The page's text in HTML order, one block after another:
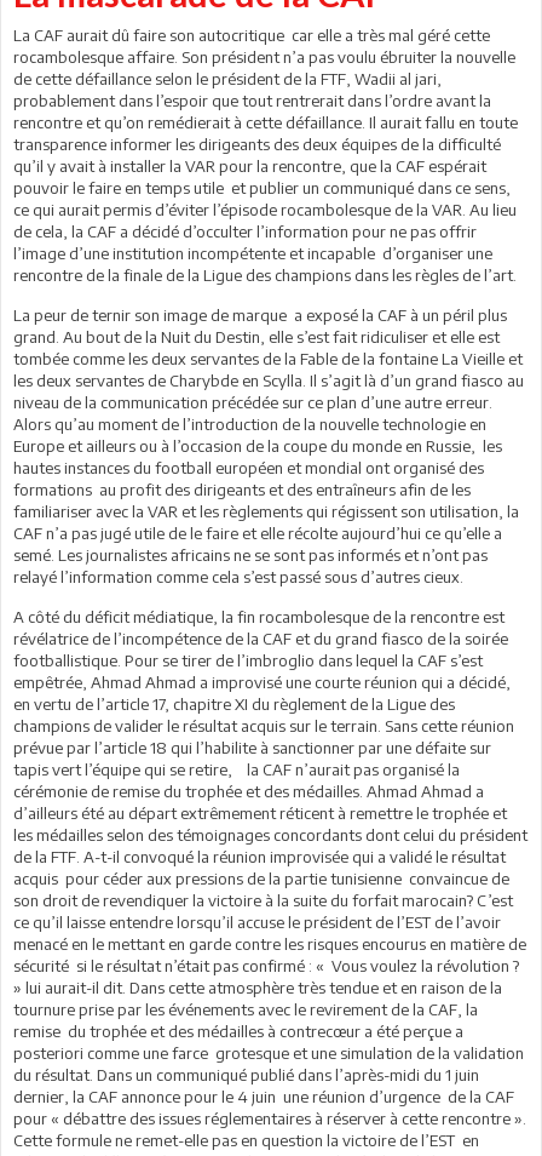
La CAF aurait dû faire son autocritique car elle a très mal géré cette
rocambolesque affaire. Son président n’a pas voulu ébruiter la nouvelle
de cette défaillance selon le président de la FTF, Wadii al jari,
probablement dans l’espoir que tout rentrerait dans l’ordre avant la
rencontre et qu’on remédierait à cette défaillance. Il aurait fallu en toute
transparence informer les dirigeants des deux équipes de la difficulté
qu’il y avait à installer la VAR pour la rencontre, que la CAF espérait
pouvoir le faire en temps utile et publier un communiqué dans ce sens,
ce qui aurait permis d’éviter l’épisode rocambolesque de la VAR. Au lieu
de cela, la CAF a décidé d’occulter l’information pour ne pas offrir
l’image d’une institution incompétente et incapable d’organiser une
rencontre de la finale de la Ligue des champions dans les règles de l’art.
La peur de ternir son image de marque a exposé la CAF à un péril plus
grand. Au bout de la Nuit du Destin, elle s’est fait ridiculiser et elle est
tombée comme les deux servantes de la Fable de la fontaine La Vieille et
les deux servantes de Charybde en Scylla. Il s’agit là d’un grand fiasco au
niveau de la communication précédée sur ce plan d’une autre erreur.
Alors qu’au moment de l’introduction de la nouvelle technologie en
Europe et ailleurs ou à l’occasion de la coupe du monde en Russie, les
hautes instances du football européen et mondial ont organisé des
formations au profit des dirigeants et des entraîneurs afin de les
familiariser avec la VAR et les règlements qui régissent son utilisation, la
CAF n’a pas jugé utile de le faire et elle récolte aujourd’hui ce qu’elle a
semé. Les journalistes africains ne se sont pas informés et n’ont pas
relayé l’information comme cela s’est passé sous d’autres cieux.
A côté du déficit médiatique, la fin rocambolesque de la rencontre est
révélatrice de l’incompétence de la CAF et du grand fiasco de la soirée
footballistique. Pour se tirer de l’imbroglio dans lequel la CAF s’est
empêtrée, Ahmad Ahmad a improvisé une courte réunion qui a décidé,
en vertu de l’article 17, chapitre XI du règlement de la Ligue des
champions de valider le résultat acquis sur le terrain. Sans cette réunion
prévue par l’article 18 qui l’habilite à sanctionner par une défaite sur
tapis vert l’équipe qui se retire, la CAF n’aurait pas organisé la
cérémonie de remise du trophée et des médailles. Ahmad Ahmad a
d’ailleurs été au départ extrêmement réticent à remettre le trophée et
les médailles selon des témoignages concordants dont celui du président
de la FTF. A-t-il convoqué la réunion improvisée qui a validé le résultat
acquis pour céder aux pressions de la partie tunisienne convaincue de
son droit de revendiquer la victoire à la suite du forfait marocain? C’est
ce qu’il laisse entendre lorsqu’il accuse le président de l’EST de l’avoir
menacé en le mettant en garde contre les risques encourus en matière de
sécurité si le résultat n’était pas confirmé : « Vous voulez la révolution ?
» lui aurait-il dit. Dans cette atmosphère très tendue et en raison de la
tournure prise par les événements avec le revirement de la CAF, la
remise du trophée et des médailles à contrecœur a été perçue a
posteriori comme une farce grotesque et une simulation de la validation
du résultat. Dans un communiqué publié dans l’après-midi du 1 juin
dernier, la CAF annonce pour le 4 juin une réunion d’urgence de la CAF
pour « débattre des issues réglementaires à réserver à cette rencontre ».
Cette formule ne remet-elle pas en question la victoire de l’EST en